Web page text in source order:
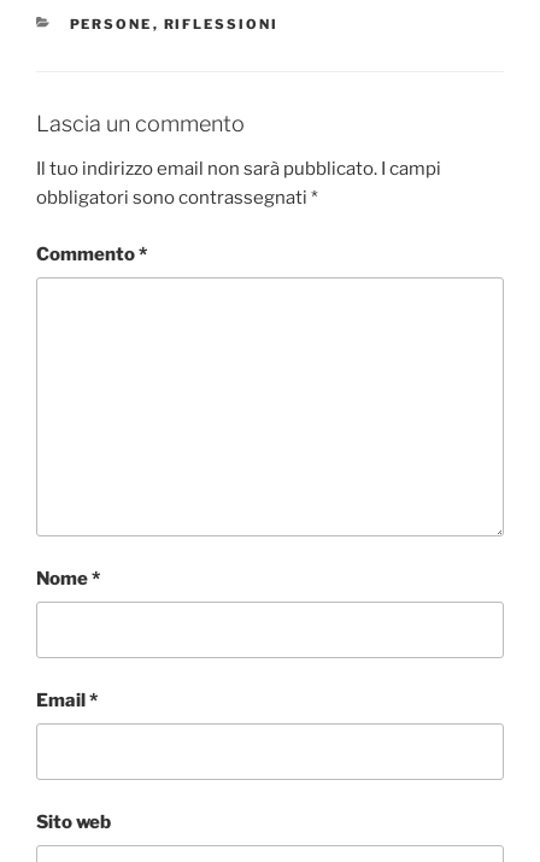
CATEGORIE
PERSONE , RIFLESSIONI
Lascia un commento
Il tuo indirizzo email non sarà pubblicato. I campi
obbligatori sono contrassegnati *
Commento*
Nome*
Email*
Sito web